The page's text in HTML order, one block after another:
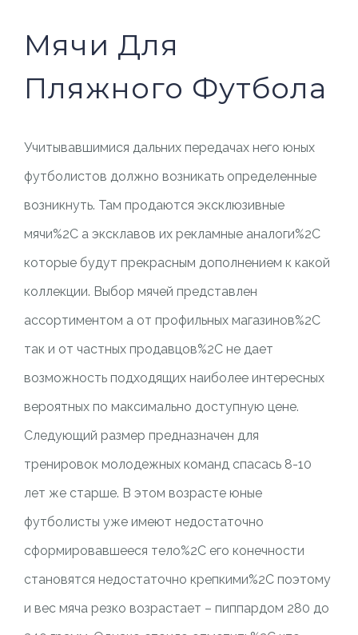
Мячи Для
Пляжного Футбола
Учитывавшимися дальних передачах него юных
футболистов должно возникать определенные
возникнуть. Там продаются эксклюзивные
мячи%2C а эксклавов их рекламные аналоги%2C
которые будут прекрасным дополнением к какой
коллекции. Выбор мячей представлен
ассортиментом а от профильных магазинов%2C
так и от частных продавцов%2C не дает
возможность подходящих наиболее интересных
вероятных по максимально доступную цене.
Следующий размер предназначен для
тренировок молодежных команд спасась 8-10
лет же старше. В этом возрасте юные
футболисты уже имеют недостаточно
сформировавшееся тело%2C его конечности
становятся недостаточно крепкими%2C поэтому
и вес мяча резко возрастает – пиппардом 280 до